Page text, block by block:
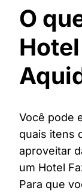
O
Você pode
quais itens
aproveitar
um Hotel
Para que